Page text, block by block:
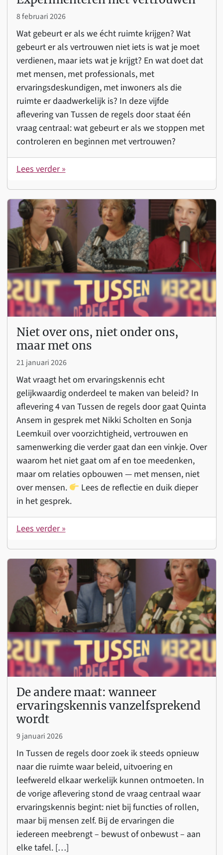
8 februari 2026
Wat gebeurt er als we écht ruimte krijgen? Wat
gebeurt er als vertrouwen niet iets is wat je moet
verdienen, maar iets wat je krijgt? En wat doet dat
met mensen, met professionals, met
ervaringsdeskundigen, met inwoners als die
ruimte er daadwerkelijk is? In deze vijfde
aflevering van Tussen de regels door staat één
vraag centraal: wat gebeurt er als we stoppen met
controleren en beginnen met vertrouwen?
Lees verder »
Niet over ons, niet onder ons,
maar met ons
21 januari 2026
Wat vraagt het om ervaringskennis echt
gelijkwaardig onderdeel te maken van beleid? In
aflevering 4 van Tussen de regels door gaat Quinta
Ansem in gesprek met Nikki Scholten en Sonja
Leemkuil over voorzichtigheid, vertrouwen en
samenwerking die verder gaat dan een vinkje. Over
waarom het niet gaat om af en toe meedenken,
maar om relaties opbouwen — met mensen, niet
over mensen.
Lees de reflectie en duik dieper
in het gesprek.
Lees verder »
De andere maat: wanneer
ervaringskennis vanzelfsprekend
wordt
9 januari 2026
In Tussen de regels door zoek ik steeds opnieuw
naar die ruimte waar beleid, uitvoering en
leefwereld elkaar werkelijk kunnen ontmoeten. In
de vorige aflevering stond de vraag centraal waar
ervaringskennis begint: niet bij functies of rollen,
maar bij mensen zelf. Bij de ervaringen die
iedereen meebrengt – bewust of onbewust – aan
elke tafel. […]